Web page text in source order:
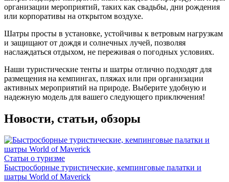
организации мероприятий, таких как свадьбы, дни рождения
или корпоративы на открытом воздухе.
Шатры просты в установке, устойчивы к ветровым нагрузкам
и защищают от дождя и солнечных лучей, позволяя
наслаждаться отдыхом, не переживая о погодных условиях.
Наши туристические тенты и шатры отлично подходят для
размещения на кемпингах, пляжах или при организации
активных мероприятий на природе. Выберите удобную и
надежную модель для вашего следующего приключения!
Новости, статьи, обзоры
Статьи о туризме
Быстросборные туристические, кемпинговые палатки и
шатры World of Maverick